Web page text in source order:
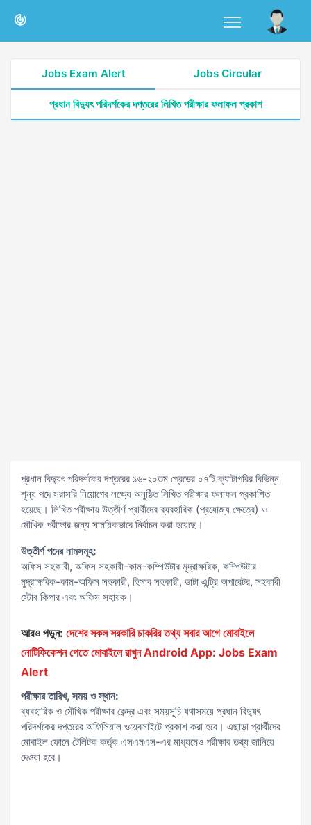
Jobs Exam Alert Jobs Circular
প্রধান বিদ্যুৎ পরিদর্শকের দপ্তরের লিখিত পরীক্ষার ফলাফল প্রকাশ
প্রধান বিদ্যুৎ পরিদর্শকের দপ্তরের ১৬-২০তম গ্রেডের ০৭টি ক্যাটাগরির বিভিন্ন
শূন্য পদে সরাসরি নিয়োগের লক্ষ্যে অনুষ্ঠিত লিখিত পরীক্ষার ফলাফল প্রকাশিত
হয়েছে। লিখিত পরীক্ষায় উত্তীর্ণ প্রার্থীদের ব্যবহারিক (প্রযোজ্য ক্ষেত্রে) ও
মৌখিক পরীক্ষার জন্য সাময়িকভাবে নির্বাচন করা হয়েছে।
উত্তীর্ণ পদের নামসমূহ:
অফিস সহকারী, অফিস সহকারী-কাম-কম্পিউটার মুদ্রাক্ষরিক, কম্পিউটার
মুদ্রাক্ষরিক-কাম-অফিস সহকারী, হিসাব সহকারী, ডাটা এন্ট্রি অপারেটর, সহকারী
স্টোর কিপার এবং অফিস সহায়ক।
আরও পড়ুন: দেশের সকল সরকারি চাকরির তথ্য সবার আগে মোবাইলে
নোটিফিকেশন পেতে মোবাইলে রাখুন Android App: Jobs Exam
Alert
পরীক্ষার তারিখ, সময় ও স্থান:
ব্যবহারিক ও মৌখিক পরীক্ষার কেন্দ্র এবং সময়সূচি যথাসময়ে প্রধান বিদ্যুৎ
পরিদর্শকের দপ্তরের অফিসিয়াল ওয়েবসাইটে প্রকাশ করা হবে। এছাড়া প্রার্থীদের
মোবাইল ফোনে টেলিটক কর্তৃক এসএমএস-এর মাধ্যমেও পরীক্ষার তথ্য জানিয়ে
দেওয়া হবে।